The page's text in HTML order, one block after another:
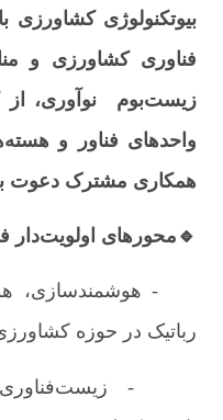
بیوتکنولوژی
فناوری کشاورزی و
زیست‌بوم نوآوری، از
واحدهای فناور و
همکاری مشترک دعوت
🔹محورهای اولویت‌دار
- هوشمندسازی،
رباتیک در حوزه
- زیست‌فناوری